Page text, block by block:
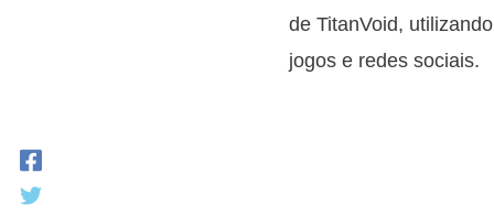
de TitanVoid,
jogos e redes sociais.